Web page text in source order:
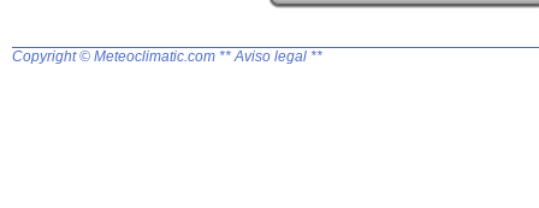
Copyright © Meteoclimatic.com ** Aviso legal **